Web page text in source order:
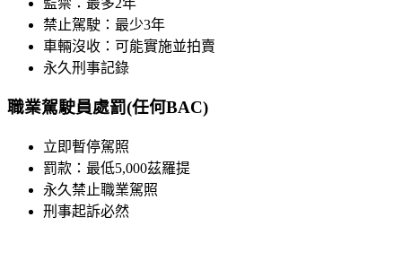
禁止駕駛：最少3年
車輛沒收：可能實施並拍賣
永久刑事記錄
職業駕駛員處罰(任何BAC)
立即暫停駕照
罰款：最低5,000茲羅提
永久禁止職業駕照
刑事起訴必然